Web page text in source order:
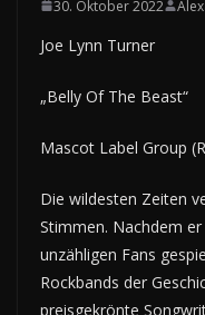
30. Oktober 2022
Joe Lynn Turner
„Belly Of The Beast“
Mascot Label Group
Die wildesten Zeiten
Stimmen. Nachdem
unzähligen Fans
Rockbands der
preisgekrönte